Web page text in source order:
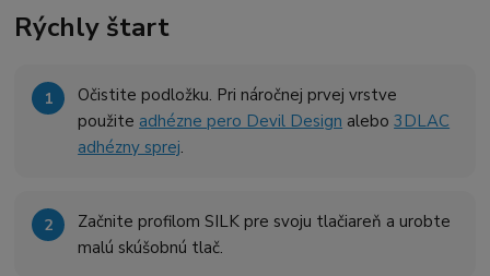
Rýchly štart
Očistite podložku. Pri náročnej prvej vrstve
použite adhézne pero Devil Design alebo3DLAC
adhézny sprej.
Začnite profilom SILK pre svoju tlačiareň a urobte
malú skúšobnú tlač.